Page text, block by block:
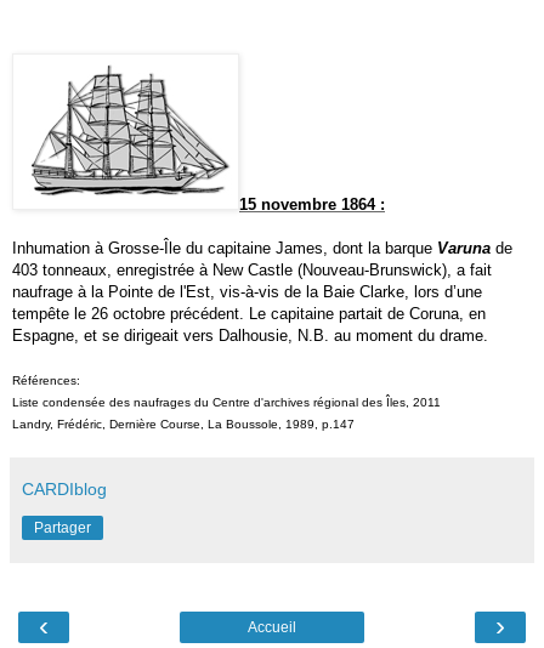
15 novembre 1864 :
Inhumation à Grosse-Île du capitaine James, dont la barque Varuna de
403 tonneaux, enregistrée à New Castle (Nouveau-Brunswick), a fait
naufrage à la Pointe de l'Est, vis-à-vis de la Baie Clarke,
lors d’une
tempête le 26 octobre précédent. Le capitaine partait de Coruna, en
Espagne, et se dirigeait vers Dalhousie, N.B. au moment du drame.
Références:
Liste condensée des naufrages du Centre d'archives régional des Îles, 2011
Landry, Frédéric, Dernière Course, La Boussole, 1989, p.147
CARDIblog
Partager
‹ ›
Accueil